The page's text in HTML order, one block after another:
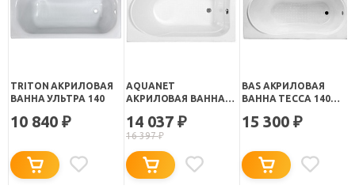
TRITON АКРИЛОВАЯ
ВАННА УЛЬТРА 140
10 840 ₽
AQUANET
АКРИЛОВАЯ ВАННА
14 037 ₽
16 397₽
BAS АКРИЛОВАЯ
ВАННА ТЕССА 140
15 300 ₽